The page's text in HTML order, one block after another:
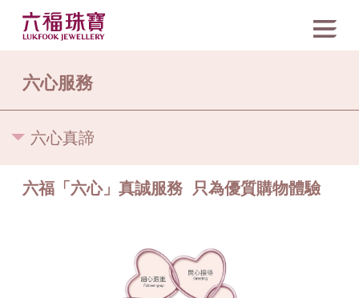
六心服務
六心真諦
六福「六心」真誠服務 只為優質購物體驗